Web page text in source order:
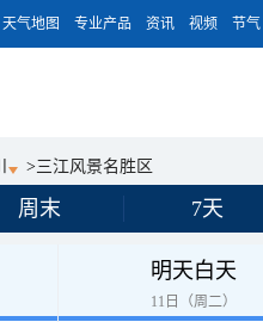
天气地图 专业产品 资讯 视频 节气
>三江风景名胜区
周末 7天
明天白天
11日（周二）